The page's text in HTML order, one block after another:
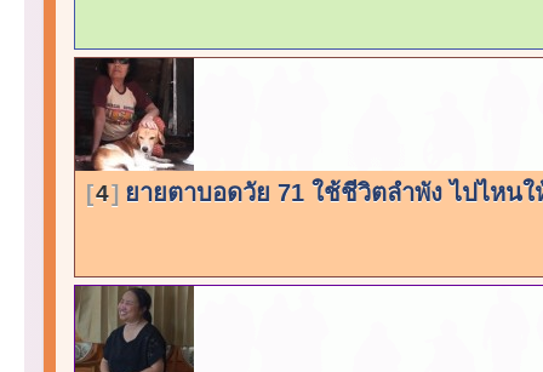
4 ยายตาบอดวัย 71 ใช้ชีวิตลำพัง ไปไหน